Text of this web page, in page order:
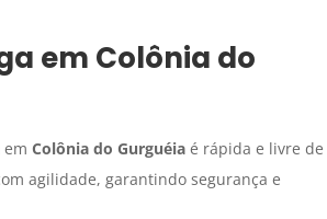
em Colônia do
em Colônia do Gurguéiaé rápida e livre de
agilidade, garantindo segurança e